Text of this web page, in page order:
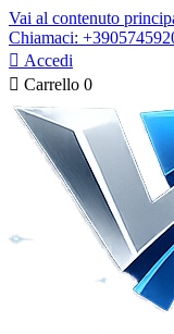
Vai al contenuto
Chiamaci:
 Accedi
 Carrello 0